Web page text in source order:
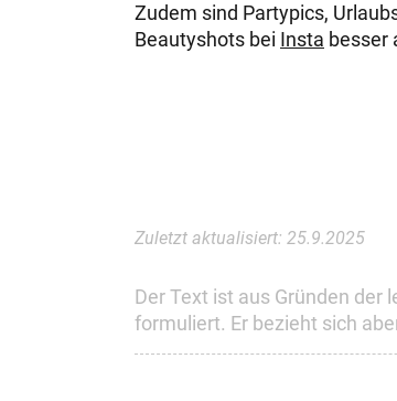
Zudem sind Partypics,
Beautyshots bei Insta besser
Zuletzt aktualisiert: 25.9.2025
Der Text ist aus Gründen
formuliert. Er bezieht sich